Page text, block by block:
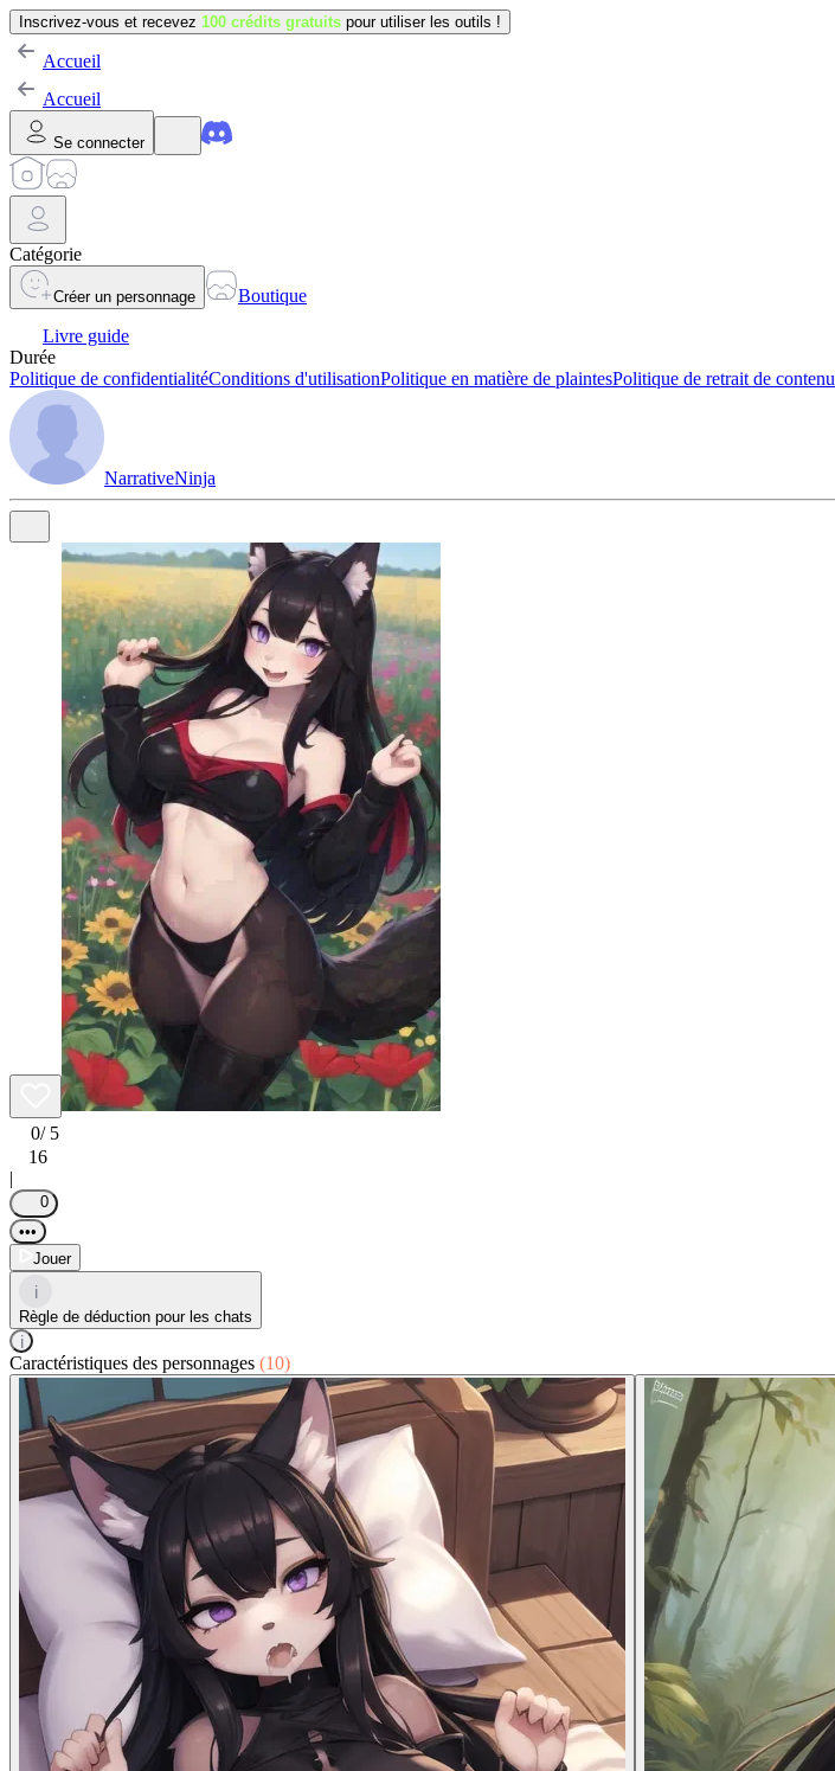
Inscrivez-vous et recevez 100 crédits gratuits pour utiliser les outils !
Accueil
Accueil
Se connecter
Catégorie
Créer un personnage
Boutique
Livre guide
Durée
Politique de confidentialitéConditions d'utilisationPolitique en matière de plaintesPolitique de retrait de contenu
NarrativeNinja
0/ 5
16
|
0
•••
Jouer
i
Règle de déduction pour les chats
i
Caractéristiques des personnages (10)